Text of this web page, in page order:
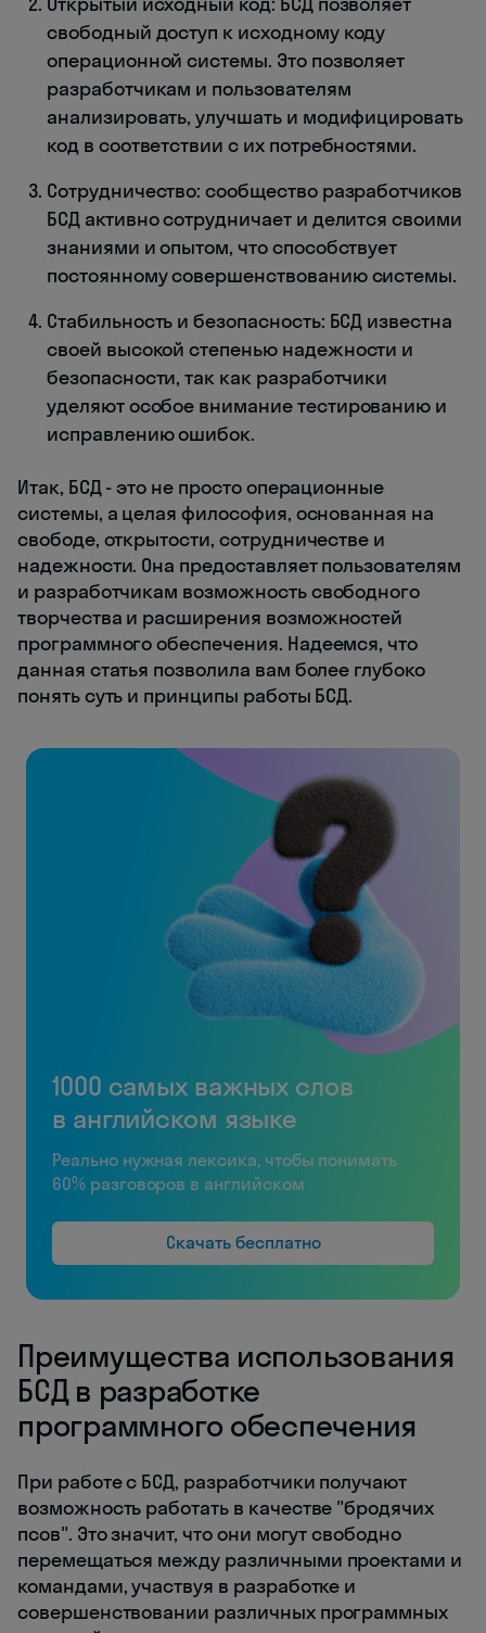
свободный доступ к исходному коду
операционной системы. Это позволяет
разработчикам и пользователям
анализировать, улучшать и модифицировать
код в соответствии с их потребностями.
Сотрудничество: сообщество разработчиков
БСД активно сотрудничает и делится своими
знаниями и опытом, что способствует
постоянному совершенствованию системы.
Стабильность и безопасность: БСД известна
своей высокой степенью надежности и
безопасности, так как разработчики
уделяют особое внимание тестированию и
исправлению ошибок.
Итак, БСД - это не просто операционные
системы, а целая философия, основанная на
свободе, открытости, сотрудничестве и
надежности. Она предоставляет пользователям
и разработчикам возможность свободного
творчества и расширения возможностей
программного обеспечения. Надеемся, что
данная статья позволила вам более глубоко
понять суть и принципы работы БСД.
1000 самых важных слов
в английском языке
Реально нужная лексика, чтобы понимать
60% разговоров в английском
Скачать бесплатно
Преимущества использования
БСД в разработке
программного обеспечения
При работе с БСД, разработчики получают
возможность работать в качестве "бродячих
псов". Это значит, что они могут свободно
перемещаться между различными проектами и
командами, участвуя в разработке и
совершенствовании различных программных